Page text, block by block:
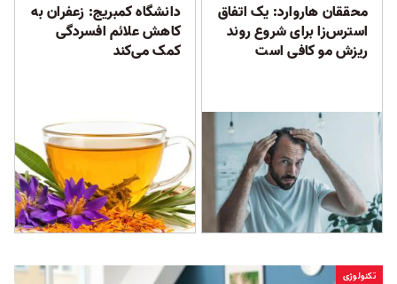
محققان هاروارد: یک اتفاق
استرس‌زا برای شروع روند
ریزش مو کافی است
دانشگاه کمبریج: زعفران به
کاهش علائم افسردگی
کمک می‌کند
تکنولوژی